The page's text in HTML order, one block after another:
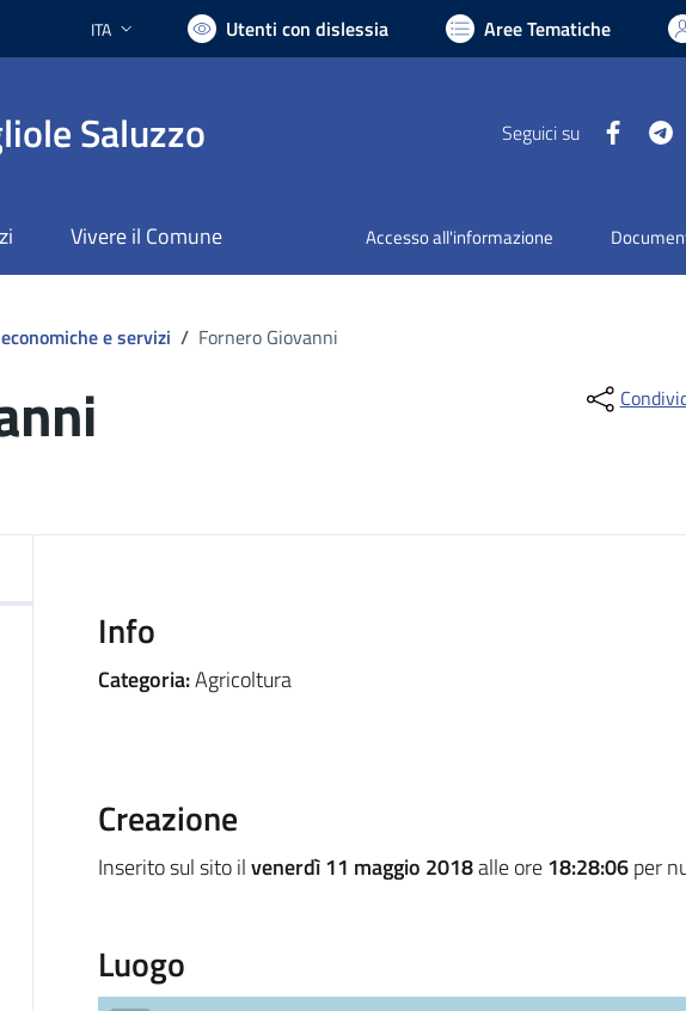
Lingua attiva:
ITA Utenti con dislessia Aree Tematiche
Saluzzo Seguici su
Vivere il Comune Accesso all'informazione
e servizi / Fornero Giovanni
Info
Categoria:Agricoltura
Creazione
Inserito sul sito ilvenerdì 11 maggio 2018alle ore18:28:06per
Luogo